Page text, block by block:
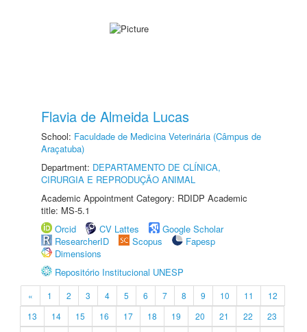
Flavia de Almeida Lucas
School: Faculdade de Medicina Veterinária (Câmpus de
Araçatuba)
Department: DEPARTAMENTO DE CLÍNICA,
CIRURGIA E REPRODUÇÃO ANIMAL
Academic Appointment Category: RDIDP Academic
title: MS-5.1
Orcid
CV Lattes
Google Scholar
ResearcherID
Scopus
Fapesp
Dimensions
Repositório Institucional UNESP
« 1 2 3 4 5 6 7 8 9 10 11
12
13
14 15 16 17 18 19 20 21 22
23